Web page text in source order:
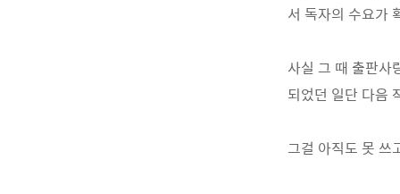
서 독자의 수요가
사실 그 때 출판사
되었던 일단 다음
그걸 아직도 못 쓰